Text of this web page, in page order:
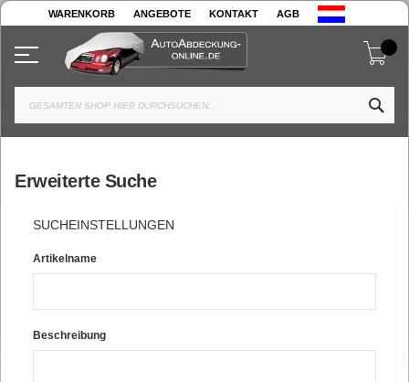
Zum
Inhalt
springen
WARENKORB ANGEBOTE KONTAKT AGB
Erweiterte Suche
SUCHEINSTELLUNGEN
Artikelname
Beschreibung